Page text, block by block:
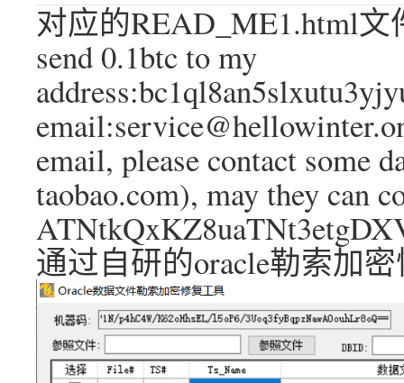
对应的READ_ME1.html
send 0.1btc to my
email, please contact some
taobao.com), may they can
通过自研的oracle勒索加